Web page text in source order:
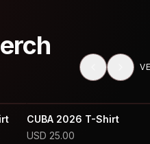
CUBA 2026 T-Shirt
USD 25.00